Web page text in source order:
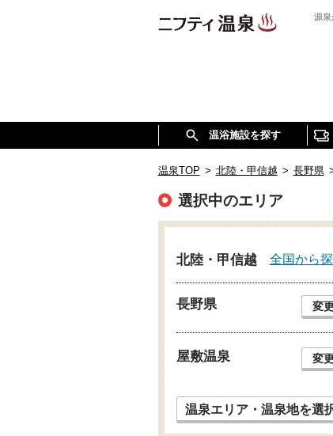
源泉
温浴施設を探す
温泉TOP > 北陸・甲信越 > 長野県
選択中のエリア
北陸・甲信越 全国から
長野県 変
屋敷温泉 変
温泉エリア・温泉地を選